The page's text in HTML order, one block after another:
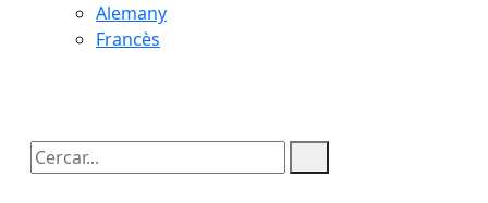
Alemany
Francès
Cercar: